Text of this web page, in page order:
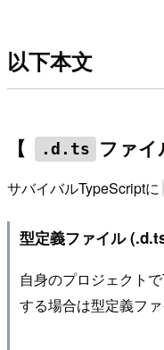
以下本文
【 .d.ts ファイ
サバイバルTypeScriptに
型定義ファイル
自身のプロジェクト
する場合は型定義フ